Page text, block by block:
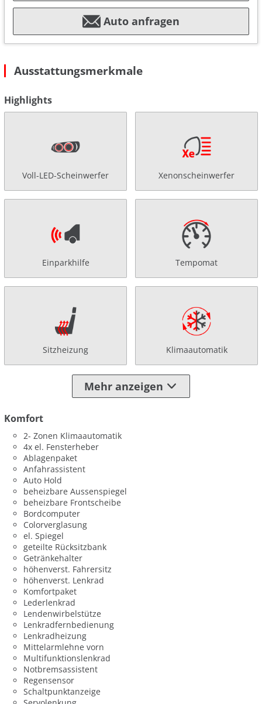
Auto anfragen
Ausstattungsmerkmale
Highlights
Voll-LED-Scheinwerfer Xenonscheinwerfer
Einparkhilfe Tempomat
Sitzheizung Klimaautomatik
Mehr anzeigen
Komfort
2- Zonen Klimaautomatik
4x el. Fensterheber
Ablagenpaket
Anfahrassistent
Auto Hold
beheizbare Aussenspiegel
beheizbare Frontscheibe
Bordcomputer
Colorverglasung
el. Spiegel
geteilte Rücksitzbank
Getränkehalter
höhenverst. Fahrersitz
höhenverst. Lenkrad
Komfortpaket
Lederlenkrad
Lendenwirbelstütze
Lenkradfernbedienung
Lenkradheizung
Mittelarmlehne vorn
Multifunktionslenkrad
Notbremsassistent
Regensensor
Schaltpunktanzeige